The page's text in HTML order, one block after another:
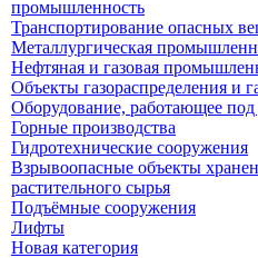
промышленность
Транспортирование опасных
Металлургическая
Нефтяная и газовая
Объекты газораспределения и
Оборудование, работающее
Горные производства
Гидротехнические сооружения
Взрывоопасные объекты
растительного сырья
Подъёмные сооружения
Лифты
Новая категория